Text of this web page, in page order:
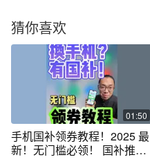
猜你喜欢
01:50
手机国补领券教程！2025 最
新！无门槛必领！ 国补推荐